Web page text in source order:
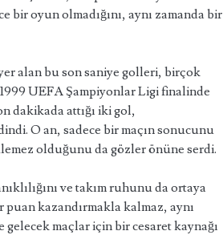
oyun olmadığını, aynı zamanda bir
alan bu son saniye golleri, birçok
UEFA Şampiyonlar Ligi finalinde
dakikada attığı iki gol,
O an, sadece bir maçın sonucunu
olduğunu da gözler önüne serdi.
ve takım ruhunu da ortaya
kazandırmakla kalmaz, aynı
maçlar için bir cesaret kaynağı